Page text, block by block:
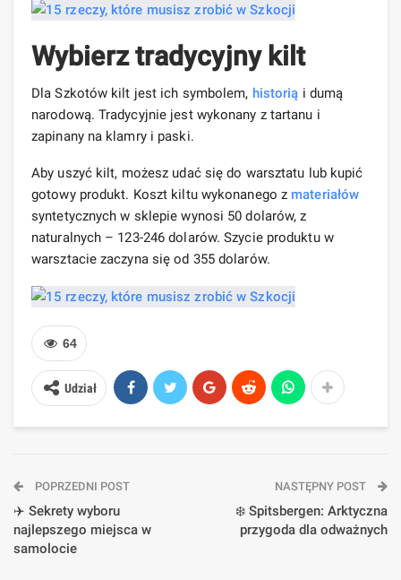
Wybierz tradycyjny kilt
Dla Szkotów kilt jest ich symbolem, historią i dumą
narodową. Tradycyjnie jest wykonany z tartanu i
zapinany na klamry i paski.
Aby uszyć kilt, możesz udać się do warsztatu lub kupić
gotowy produkt. Koszt kiltu wykonanego z materiałów
syntetycznych w sklepie wynosi 50 dolarów, z
naturalnych – 123-246 dolarów. Szycie produktu w
warsztacie zaczyna się od 355 dolarów.
64
Udział
POPRZEDNI POST
✈️ Sekrety wyboru
najlepszego miejsca w
samolocie
NASTĘPNY POST
❄️ Spitsbergen: Arktyczna
przygoda dla odważnych